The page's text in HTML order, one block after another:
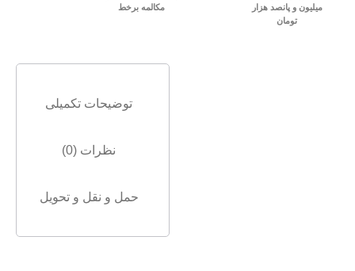
میلیون و پانصد هزار
تومان
مکالمه برخط
توضیحات تکمیلی
نظرات (0)
حمل و نقل و تحویل